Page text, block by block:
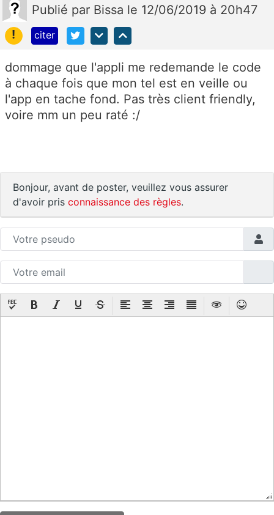
Publié par Bissa le 12/06/2019 à 20h47
!
citer
dommage que l'appli me redemande le code
à chaque fois que mon tel est en veille ou
l'app en tache fond. Pas très client friendly,
voire mm un peu raté :/
Bonjour, avant de poster, veuillez vous assurer
d'avoir pris connaissance des règles.